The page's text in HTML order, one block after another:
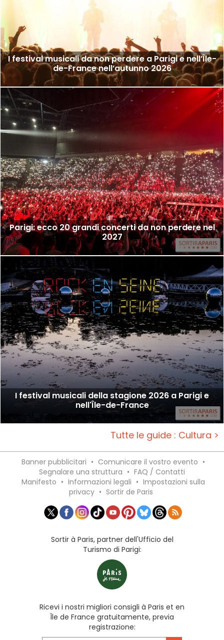
I festival musicali da non perdere a Parigi e nell’Île-
de-France nell’autunno 2026
Parigi: ecco 20 grandi concerti da non perdere nel
2027
I festival musicali della stagione 2026 a Parigi e
nell'Île-de-France
Tutte le guide : Cultura >
Banner pubblicitari • Comunicare il vostro evento •
Segnalare una struttura • FAQ / Contatti
Manifesto • Informazioni legali • Impostazioni sulla
privacy • Sortir de Paris
Sortir à Paris, partner dell'Ufficio del
Turismo di Parigi:
Ricevi i nostri migliori consigli à Paris et en
Île de France gratuitamente, previa
registrazione: